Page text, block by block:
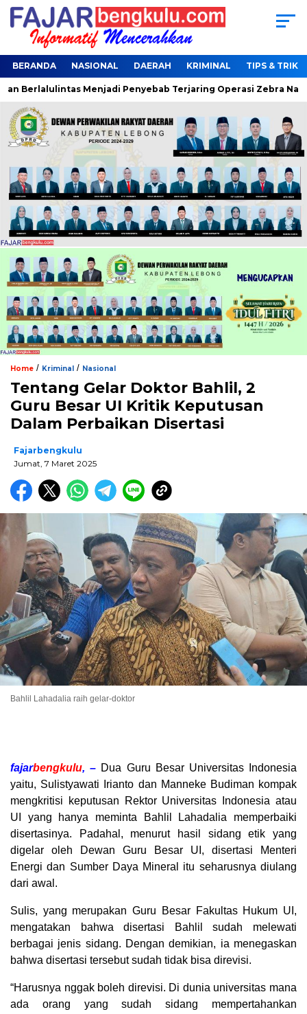
BERANDA NASIONAL DAERAH KRIMINAL TIPS & TRIK
Berlalulintas Menjadi Penyebab Terjaring Operasi Zebra Nala
Home / Kriminal / Nasional
Tentang Gelar Doktor Bahlil, 2
Guru Besar UI Kritik Keputusan
Dalam Perbaikan Disertasi
Fajarbengkulu
Jumat, 7 Maret 2025
Bahlil Lahadalia raih gelar-doktor
fajarbengkulu, – Dua Guru Besar Universitas Indonesia
yaitu, Sulistyawati Irianto dan Manneke Budiman kompak
mengkritisi keputusan Rektor Universitas Indonesia atau
UI yang hanya meminta Bahlil Lahadalia memperbaiki
disertasinya. Padahal, menurut hasil sidang etik yang
digelar oleh Dewan Guru Besar UI, disertasi Menteri
Energi dan Sumber Daya Mineral itu seharusnya diulang
dari awal.
Sulis, yang merupakan Guru Besar Fakultas Hukum UI,
mengatakan bahwa disertasi Bahlil sudah melewati
berbagai jenis sidang. Dengan demikian, ia menegaskan
bahwa disertasi tersebut sudah tidak bisa direvisi.
“Harusnya nggak boleh direvisi. Di dunia universitas mana
ada orang yang sudah sidang mempertahankan